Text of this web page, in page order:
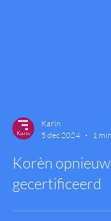
5 dec 2024
1
Korèn opnieuw
gecertificeerd